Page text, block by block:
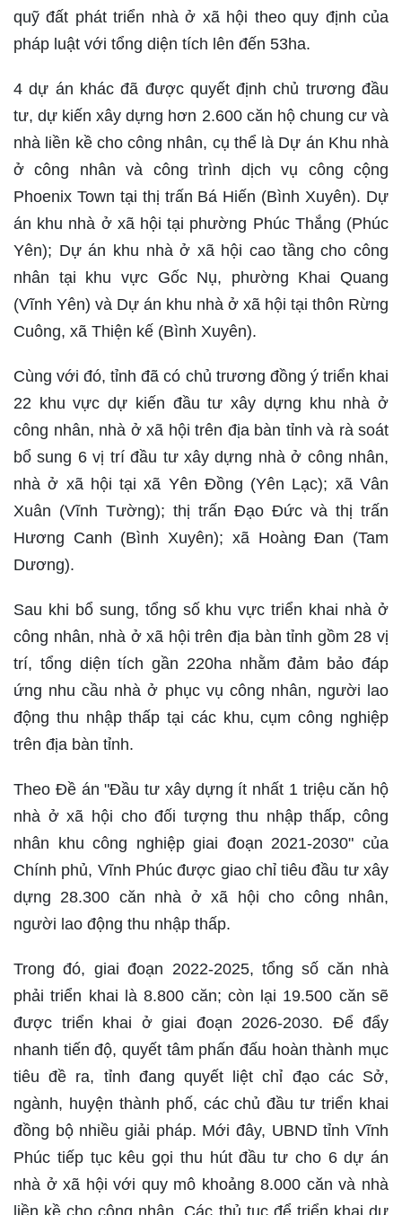
quỹ đất phát triển nhà ở xã hội theo quy định của
pháp luật với tổng diện tích lên đến 53ha.
4 dự án khác đã được quyết định chủ trương đầu
tư, dự kiến xây dựng hơn 2.600 căn hộ chung cư và
nhà liền kề cho công nhân, cụ thể là Dự án Khu nhà
ở công nhân và công trình dịch vụ công cộng
Phoenix Town tại thị trấn Bá Hiến (Bình Xuyên). Dự
án khu nhà ở xã hội tại phường Phúc Thắng (Phúc
Yên); Dự án khu nhà ở xã hội cao tầng cho công
nhân tại khu vực Gốc Nụ, phường Khai Quang
(Vĩnh Yên) và Dự án khu nhà ở xã hội tại thôn Rừng
Cuông, xã Thiện kế (Bình Xuyên).
Cùng với đó, tỉnh đã có chủ trương đồng ý triển khai
22 khu vực dự kiến đầu tư xây dựng khu nhà ở
công nhân, nhà ở xã hội trên địa bàn tỉnh và rà soát
bổ sung 6 vị trí đầu tư xây dựng nhà ở công nhân,
nhà ở xã hội tại xã Yên Đồng (Yên Lạc); xã Vân
Xuân (Vĩnh Tường); thị trấn Đạo Đức và thị trấn
Hương Canh (Bình Xuyên); xã Hoàng Đan (Tam
Dương).
Sau khi bổ sung, tổng số khu vực triển khai nhà ở
công nhân, nhà ở xã hội trên địa bàn tỉnh gồm 28 vị
trí, tổng diện tích gần 220ha nhằm đảm bảo đáp
ứng nhu cầu nhà ở phục vụ công nhân, người lao
động thu nhập thấp tại các khu, cụm công nghiệp
trên địa bàn tỉnh.
Theo Đề án "Đầu tư xây dựng ít nhất 1 triệu căn hộ
nhà ở xã hội cho đối tượng thu nhập thấp, công
nhân khu công nghiệp giai đoạn 2021-2030" của
Chính phủ, Vĩnh Phúc được giao chỉ tiêu đầu tư xây
dựng 28.300 căn nhà ở xã hội cho công nhân,
người lao động thu nhập thấp.
Trong đó, giai đoạn 2022-2025, tổng số căn nhà
phải triển khai là 8.800 căn; còn lại 19.500 căn sẽ
được triển khai ở giai đoạn 2026-2030. Để đẩy
nhanh tiến độ, quyết tâm phấn đấu hoàn thành mục
tiêu đề ra, tỉnh đang quyết liệt chỉ đạo các Sở,
ngành, huyện thành phố, các chủ đầu tư triển khai
đồng bộ nhiều giải pháp. Mới đây, UBND tỉnh Vĩnh
Phúc tiếp tục kêu gọi thu hút đầu tư cho 6 dự án
nhà ở xã hội với quy mô khoảng 8.000 căn và nhà
liền kề cho công nhân. Các thủ tục để triển khai dự